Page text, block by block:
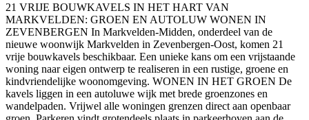
21 VRIJE BOUWKAVELS IN HET HART VAN
MARKVELDEN: GROEN EN AUTOLUW WONEN IN
ZEVENBERGEN In Markvelden-Midden, onderdeel van de
nieuwe woonwijk Markvelden in Zevenbergen-Oost, komen 21
vrije bouwkavels beschikbaar. Een unieke kans om een vrijstaande
woning naar eigen ontwerp te realiseren in een rustige, groene en
kindvriendelijke woonomgeving. WONEN IN HET GROEN De
kavels liggen in een autoluwe wijk met brede groenzones en
wandelpaden. Vrijwel alle woningen grenzen direct aan openbaar